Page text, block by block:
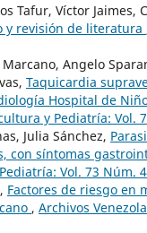
Tafur, Víctor Jaimes,
y revisión de literatura
Angelo
Taquicardia
Hospital de
y Pediatría: Vol.
Julia Sánchez,
con síntomas
Vol. 73 Núm.
Factores de riesgo en
, Archivos